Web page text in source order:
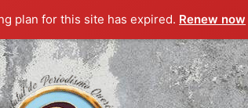
plan for this site has expired. Renew now